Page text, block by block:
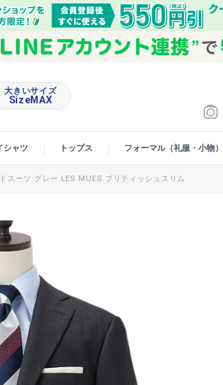
大きいサイズ
SizeMAX
シャツ トップス フォーマル（礼服・小物）
スーツ グレー LES MUES ブリティッシュスリム